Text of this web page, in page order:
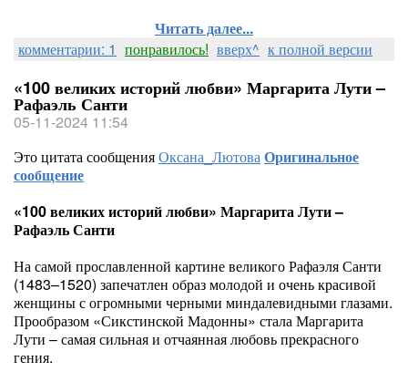
Читать далее...
комментарии: 1 понравилось! вверх^ к полной версии
«100 великих историй любви» Маргарита Лути –
Рафаэль Санти
05-11-2024 11:54
Это цитата сообщенияОксана_ЛютоваОригинальное
сообщение
«100 великих историй любви» Маргарита Лути –
Рафаэль Санти
На самой прославленной картине великого Рафаэля Санти
(1483–1520) запечатлен образ молодой и очень красивой
женщины с огромными черными миндалевидными глазами.
Прообразом «Сикстинской Мадонны» стала Маргарита
Лути – самая сильная и отчаянная любовь прекрасного
гения.